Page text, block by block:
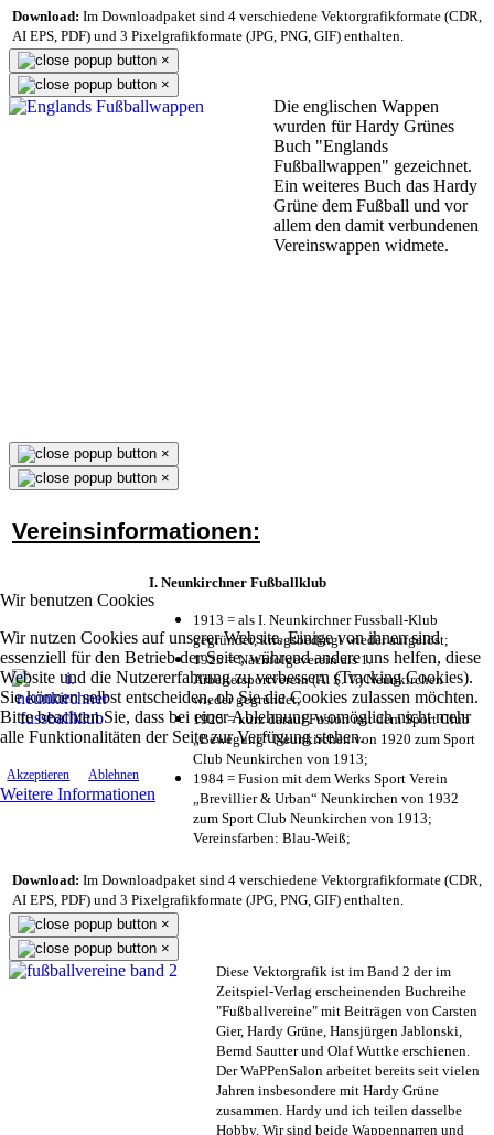
Wir benutzen Cookies
Wir nutzen Cookies auf unserer Website. Einige von ihnen sind
essenziell für den Betrieb der Seite, während andere uns helfen, diese
Website und die Nutzererfahrung zu verbessern (Tracking Cookies).
Sie können selbst entscheiden, ob Sie die Cookies zulassen möchten.
Bitte beachten Sie, dass bei einer Ablehnung womöglich nicht mehr
alle Funktionalitäten der Seite zur Verfügung stehen.
Akzeptieren Ablehnen
Weitere Informationen
Download: Im Downloadpaket sind 4 verschiedene Vektorgrafikformate (CDR,
AI EPS, PDF) und 3 Pixelgrafikformate (JPG, PNG, GIF) enthalten.
×
×
Die englischen Wappen
wurden für Hardy Grünes
Buch "Englands
Fußballwappen" gezeichnet.
Ein weiteres Buch das Hardy
Grüne dem Fußball und vor
allem den damit verbundenen
Vereinswappen widmete.
×
×
Vereinsinformationen:
I. Neunkirchner Fußballklub
1913 = als I. Neunkirchner Fussball-Klub
gegründet, kriegsbedingt wieder aufgelöst;
1925 = Nachfolgeverein als 1.
Arbeitersportverein (A. S. V.) Neunkirchen
wieder gegründet;
1925 = kurz darauf Fusion mit dem Sport Club
„Bewegung“ Neunkirchen von 1920 zum Sport
Club Neunkirchen von 1913;
1984 = Fusion mit dem Werks Sport Verein
„Brevillier & Urban“ Neunkirchen von 1932
zum Sport Club Neunkirchen von 1913;
Vereinsfarben: Blau-Weiß;
Download: Im Downloadpaket sind 4 verschiedene Vektorgrafikformate (CDR,
AI EPS, PDF) und 3 Pixelgrafikformate (JPG, PNG, GIF) enthalten.
×
×
Diese Vektorgrafik ist im Band 2 der im
Zeitspiel-Verlag erscheinenden Buchreihe
"Fußballvereine" mit Beiträgen von Carsten
Gier, Hardy Grüne, Hansjürgen Jablonski,
Bernd Sautter und Olaf Wuttke erschienen.
Der WaPPenSalon arbeitet bereits seit vielen
Jahren insbesondere mit Hardy Grüne
zusammen. Hardy und ich teilen dasselbe
Hobby. Wir sind beide Wappennarren und